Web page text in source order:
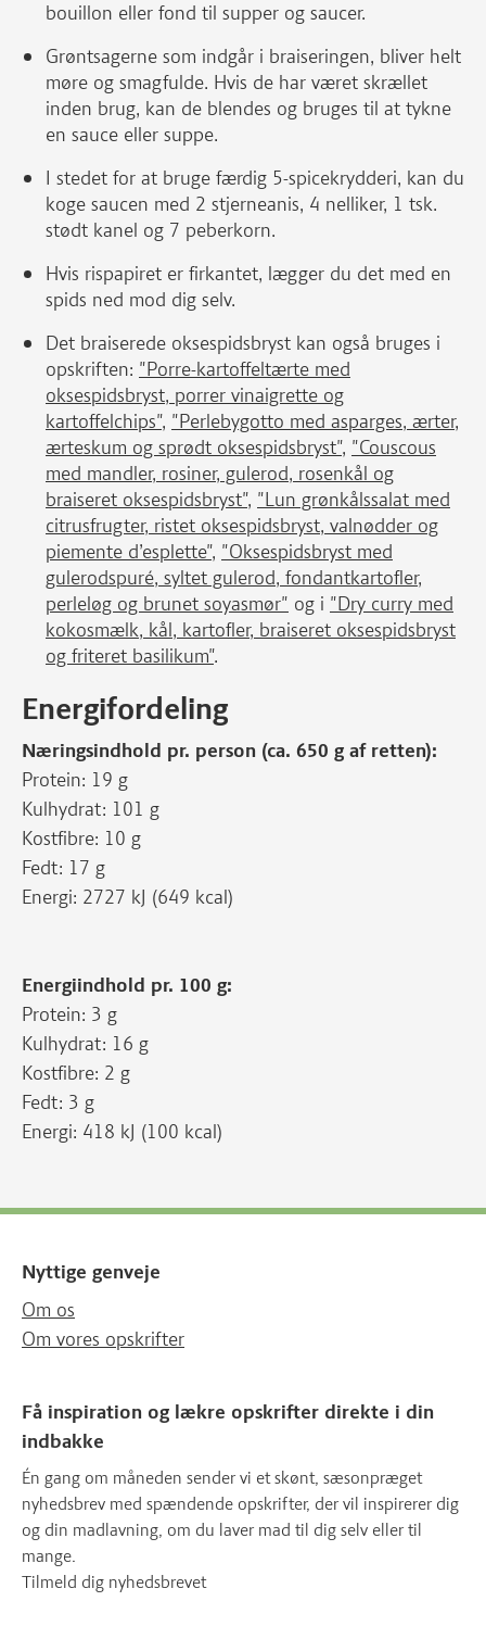
bouillon eller fond til supper og saucer.
Grøntsagerne som indgår i braiseringen, bliver helt
møre og smagfulde. Hvis de har været skrællet
inden brug, kan de blendes og bruges til at tykne
en sauce eller suppe.
I stedet for at bruge færdig 5-spicekrydderi, kan du
koge saucen med 2 stjerneanis, 4 nelliker, 1 tsk.
stødt kanel og 7 peberkorn.
Hvis rispapiret er firkantet, lægger du det med en
spids ned mod dig selv.
Det braiserede oksespidsbryst kan også bruges i
opskriften: "Porre-kartoffeltærte med
oksespidsbryst, porrer vinaigrette og
kartoffelchips", "Perlebygotto med asparges, ærter,
ærteskum og sprødt oksespidsbryst", "Couscous
med mandler, rosiner, gulerod, rosenkål og
braiseret oksespidsbryst", "Lun grønkålssalat med
citrusfrugter, ristet oksespidsbryst, valnødder og
piemente d’esplette", "Oksespidsbryst med
gulerodspuré, syltet gulerod, fondantkartofler,
perleløg og brunet soyasmør" og i "Dry curry med
kokosmælk, kål, kartofler, braiseret oksespidsbryst
og friteret basilikum".
Energifordeling
Næringsindhold pr. person (ca. 650 g af retten):
Protein: 19 g
Kulhydrat: 101 g
Kostfibre: 10 g
Fedt: 17 g
Energi: 2727 kJ (649 kcal)
Energiindhold pr. 100 g:
Protein: 3 g
Kulhydrat: 16 g
Kostfibre: 2 g
Fedt: 3 g
Energi: 418 kJ (100 kcal)
Nyttige genveje
Om os
Om vores opskrifter
Få inspiration og lækre opskrifter direkte i din
indbakke
Én gang om måneden sender vi et skønt, sæsonpræget
nyhedsbrev med spændende opskrifter, der vil inspirerer dig
og din madlavning, om du laver mad til dig selv eller til
mange.
Tilmeld dig nyhedsbrevet